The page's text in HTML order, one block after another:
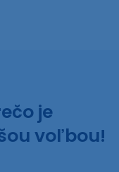
je
voľbou!